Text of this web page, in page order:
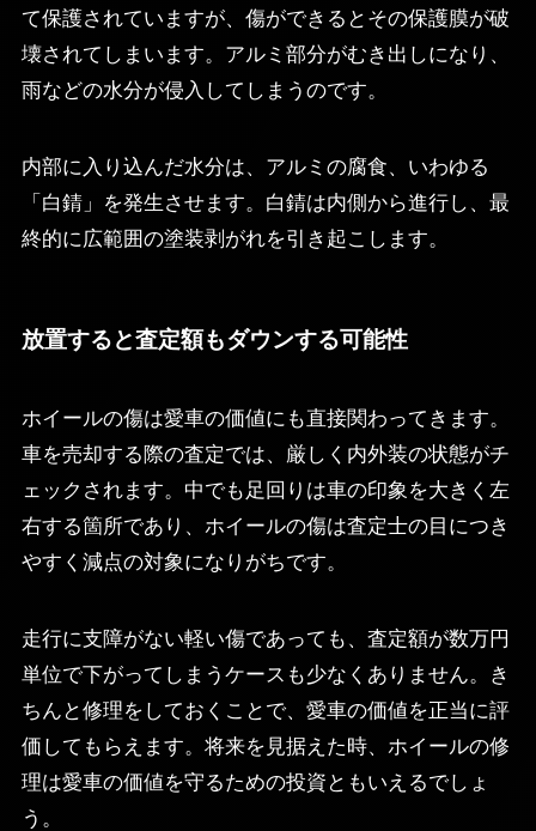
て保護されていますが、傷ができるとその保護膜が破
壊されてしまいます。アルミ部分がむき出しになり、
雨などの水分が侵入してしまうのです。
内部に入り込んだ水分は、アルミの腐食、いわゆる
「白錆」を発生させます。白錆は内側から進行し、最
終的に広範囲の塗装剥がれを引き起こします。
放置すると査定額もダウンする可能性
ホイールの傷は愛車の価値にも直接関わってきます。
車を売却する際の査定では、厳しく内外装の状態がチ
ェックされます。中でも足回りは車の印象を大きく左
右する箇所であり、ホイールの傷は査定士の目につき
やすく減点の対象になりがちです。
走行に支障がない軽い傷であっても、査定額が数万円
単位で下がってしまうケースも少なくありません。き
ちんと修理をしておくことで、愛車の価値を正当に評
価してもらえます。将来を見据えた時、ホイールの修
理は愛車の価値を守るための投資ともいえるでしょ
う。